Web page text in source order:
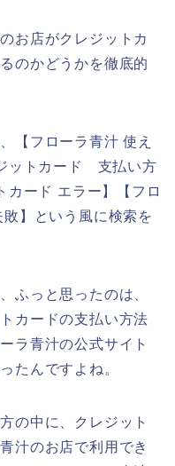
お店がクレジットカ
のかどうかを徹底的
【フローラ青汁 使え
ットカード 支払い方
カード エラー】【フロ
】という風に検索を
ふっと思ったのは、
カードの支払い方法
ラ青汁の公式サイト
たんですよね。
の中に、クレジット
汁のお店で利用でき